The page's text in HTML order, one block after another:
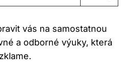
vás na samostatnou
a odborné výuky, která